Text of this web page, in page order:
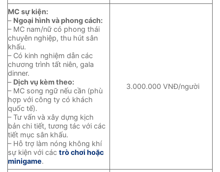
MC sự kiện:
– Ngoại hình và phong cách:
– MC nam/nữ có phong thái
chuyên nghiệp, thu hút sân
khấu.
– Có kinh nghiệm dẫn các
chương trình tất niên, gala
dinner.
– Dịch vụ kèm theo:
– MC song ngữ nếu cần (phù
hợp với công ty có khách
quốc tế).
– Tư vấn và xây dựng kịch
bản chi tiết, tương tác với các
tiết mục sân khấu.
– Hỗ trợ làm nóng không khí
sự kiện với các trò chơi hoặc
minigame.
3.000.000 VNĐ/người